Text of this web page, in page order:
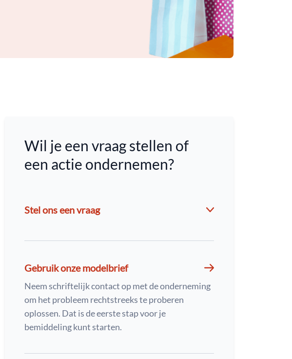
Wil je een vraag stellen of
een actie ondernemen?
Stel ons een vraag
Gebruik onze modelbrief
Neem schriftelijk contact op met de onderneming
om het probleem rechtstreeks te proberen
oplossen. Dat is de eerste stap voor je
bemiddeling kunt starten.